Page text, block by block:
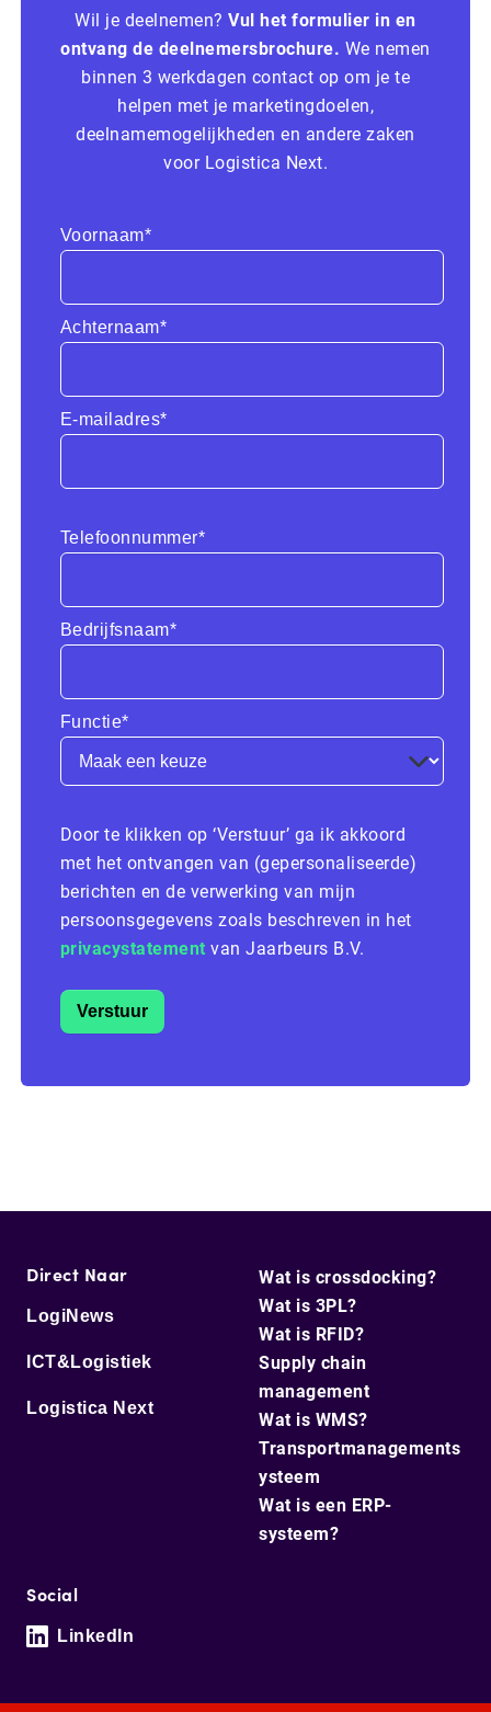
Wil je deelnemen?Vul het formulier in en
ontvang de deelnemersbrochure. We nemen
binnen 3 werkdagen contact op om je te
helpen met je marketingdoelen,
deelnamemogelijkheden en andere zaken
voor Logistica Next.
Voornaam*
Achternaam*
E-mailadres*
Telefoonnummer*
Bedrijfsnaam*
Functie*
Door te klikken op ‘Verstuur’ ga ik akkoord
met het ontvangen van (gepersonaliseerde)
berichten en de verwerking van mijn
persoonsgegevens zoals beschreven in het
privacystatementvan Jaarbeurs B.V.
Verstuur
Direct Naar
LogiNews
ICT&Logistiek
Logistica Next
Wat is crossdocking?
Wat is 3PL?
Wat is RFID?
Supply chain
management
Wat is WMS?
Transportmanagements
ysteem
Wat is een ERP-
systeem?
Social
LinkedIn